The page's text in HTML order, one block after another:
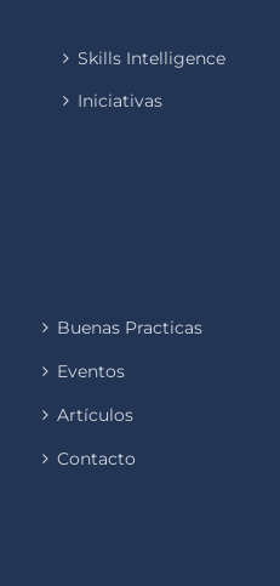
Skills Intelligence
Iniciativas
Buenas Practicas
Eventos
Artículos
Contacto